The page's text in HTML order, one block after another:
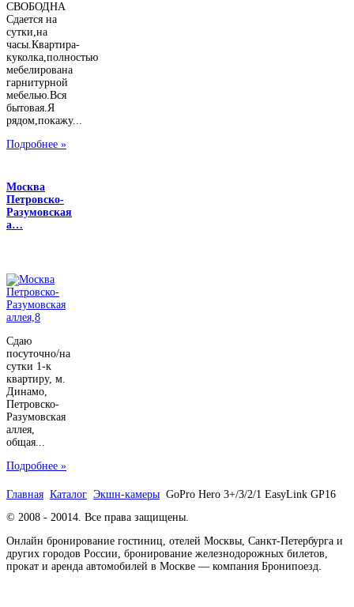
СВОБОДНА
Сдается на
сутки,на
часы.Квартира-
куколка,полностью
мебелирована
гарнитурной
мебелью.Вся
бытовая.Я
рядом,покажу...
Подробнее »
Москва
Петровско-
Разумовская
а…
Сдаю
посуточно/на
сутки 1-к
квартиру, м.
Динамо,
Петровско-
Разумовская
аллея,
общая...
Подробнее »
Главная Каталог Экшн-камеры GoPro Hero 3+/3/2/1 EasyLink GP16
© 2008 - 20014. Все права защищены.
Онлайн бронирование гостиниц, отелей Москвы, Санкт-Петербурга и
других городов России, бронирование железнодорожных билетов,
прокат и аренда автомобилей в Москве — компания Бронипоезд.